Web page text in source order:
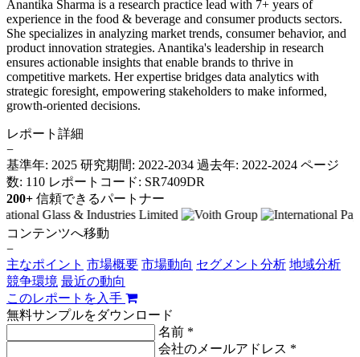
Anantika Sharma is a research practice lead with 7+ years of
experience in the food & beverage and consumer products sectors.
She specializes in analyzing market trends, consumer behavior, and
product innovation strategies. Anantika's leadership in research
ensures actionable insights that enable brands to thrive in
competitive markets. Her expertise bridges data analytics with
strategic foresight, empowering stakeholders to make informed,
growth-oriented decisions.
レポート詳細
−
基準年: 2025 研究期間: 2022-2034 過去年: 2022-2024 ページ
数: 110 レポートコード: SR7409DR
200+ 信頼できるパートナー
コンテンツへ移動
−
主なポイント 市場概要 市場動向 セグメント分析 地域分析
競争環境 最近の動向
このレポートを入手
無料サンプルをダウンロード
名前 *
会社のメールアドレス *